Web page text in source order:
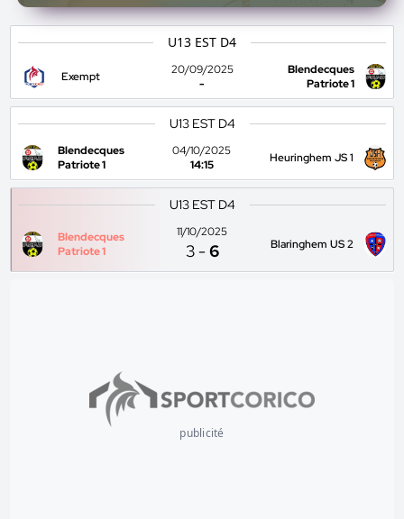
U13 EST D4
Exempt
20/09/2025
-
Blendecques
Patriote 1
U13 EST D4
Blendecques
Patriote 1
04/10/2025
14:15
Heuringhem JS 1
U13 EST D4
Blendecques
Patriote 1
11/10/2025
3 -6 Blaringhem US 2
publicité